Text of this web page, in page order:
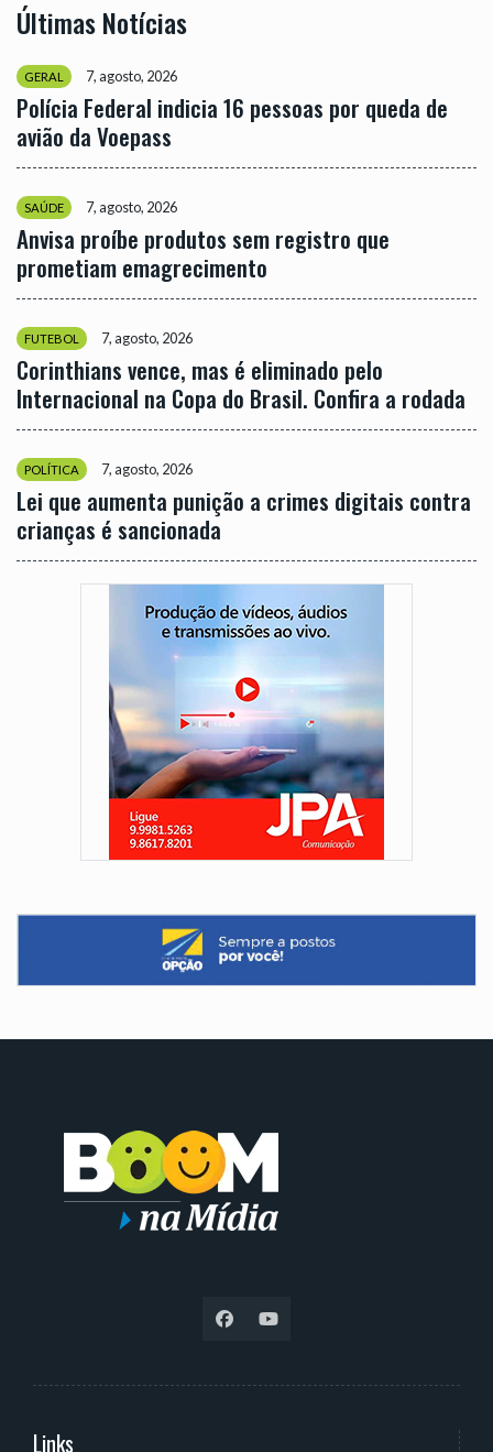
Últimas Notícias
GERAL 7, agosto, 2026
Polícia Federal indicia 16 pessoas por queda de
avião da Voepass
SAÚDE 7, agosto, 2026
Anvisa proíbe produtos sem registro que
prometiam emagrecimento
FUTEBOL 7, agosto, 2026
Corinthians vence, mas é eliminado pelo
Internacional na Copa do Brasil. Confira a rodada
POLÍTICA 7, agosto, 2026
Lei que aumenta punição a crimes digitais contra
crianças é sancionada
Links